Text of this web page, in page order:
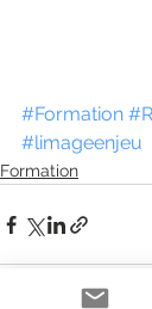
#Formation
#limageenjeu
Formation